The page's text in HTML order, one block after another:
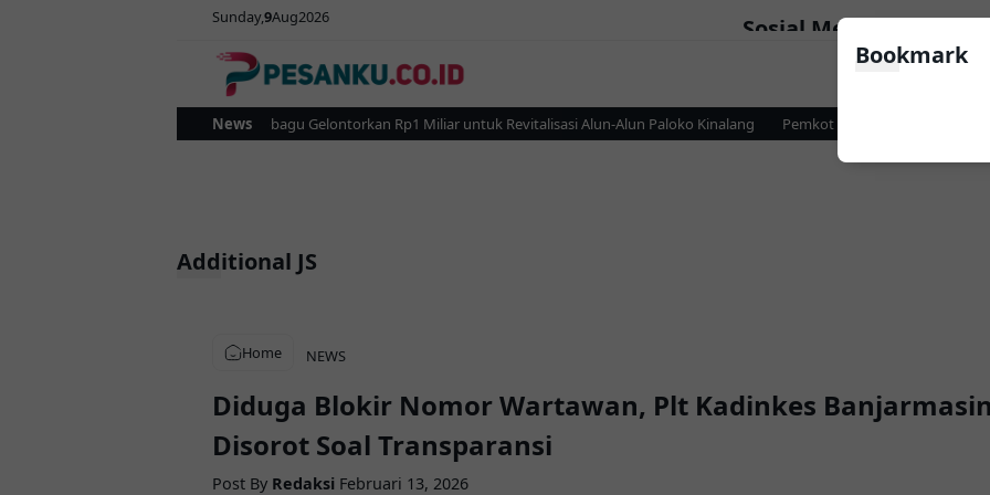
Sunday9Aug2026 Sosial Media
News
Pemkot Kotamobagu Gelontorkan Rp1 Miliar untuk Revitalisasi Alun-Alun Paloko Kinalang Pemkot Kotamobagu dan KPP
Home NEWS
Diduga Blokir Nomor Wartawan, Plt Kadinkes
Disorot Soal Transparansi
Post By Redaksi Februari 13, 2026
Bookmark
Additional JS